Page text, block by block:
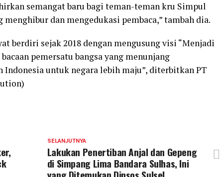
semangat baru bagi teman-teman kru Simpul
dan mengedukasi pembaca,” tambah dia.
berdiri sejak 2018 dengan mengusung visi “Menjadi
pemersatu bangsa yang menunjang
untuk negara lebih maju”, diterbitkan PT
SELANJUTNYA
Lakukan Penertiban Anjal dan Gepeng
di Simpang Lima Bandara Sulhas, Ini